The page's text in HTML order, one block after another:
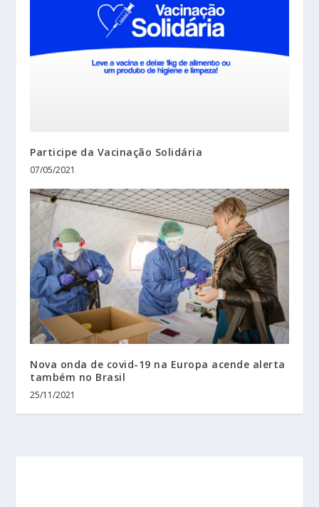
Participe da Vacinação Solidária
07/05/2021
Nova onda de covid-19 na Europa acende alerta
também no Brasil
25/11/2021